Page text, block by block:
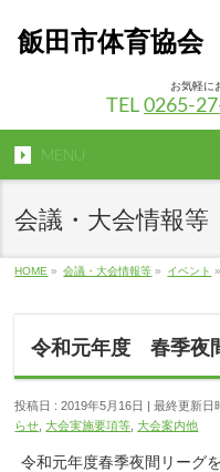
飯田市体育協
お気軽に
TEL 0265-
MENU
会議・大会情報等
HOME » 会議・大会情報等 » イベント »
令和元年度 春季夜
投稿日 : 2019年5月16日 最終更新日
らせ ,大会実施要項等 ,大会案内他
令和元年度春季夜間リーグ